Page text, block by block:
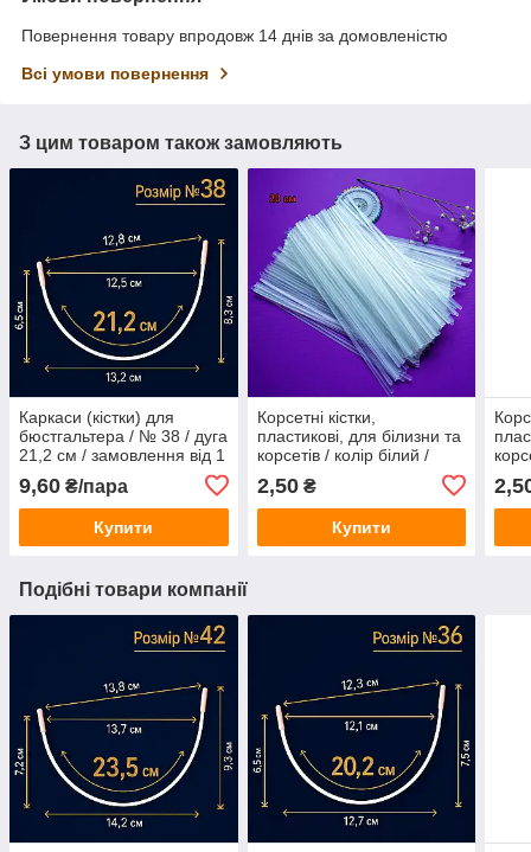
Повернення товару впродовж 14 днів за домовленістю
Всі умови повернення
З цим товаром також замовляють
Каркаси (кістки) для
бюстгальтера / № 38 / дуга
21,2 см / замовлення від 1
9,60 ₴/пара
Купити
Корсетні кістки,
пластикові, для білизни та
корсетів / колір білий /
замовлення від 1 штуки
2,50₴
Купити
Подібні товари компанії